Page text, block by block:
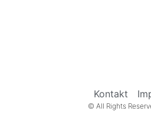
Kontakt
© All Rights